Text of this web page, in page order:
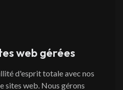
web gérées
d'esprit totale avec nos
sites web. Nous gérons